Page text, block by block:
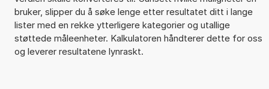
bruker, slipper du å søke lenge etter resultatet ditt i lange
lister med en rekke ytterligere kategorier og utallige
støttede måleenheter. Kalkulatoren håndterer dette for oss
og leverer resultatene lynraskt.